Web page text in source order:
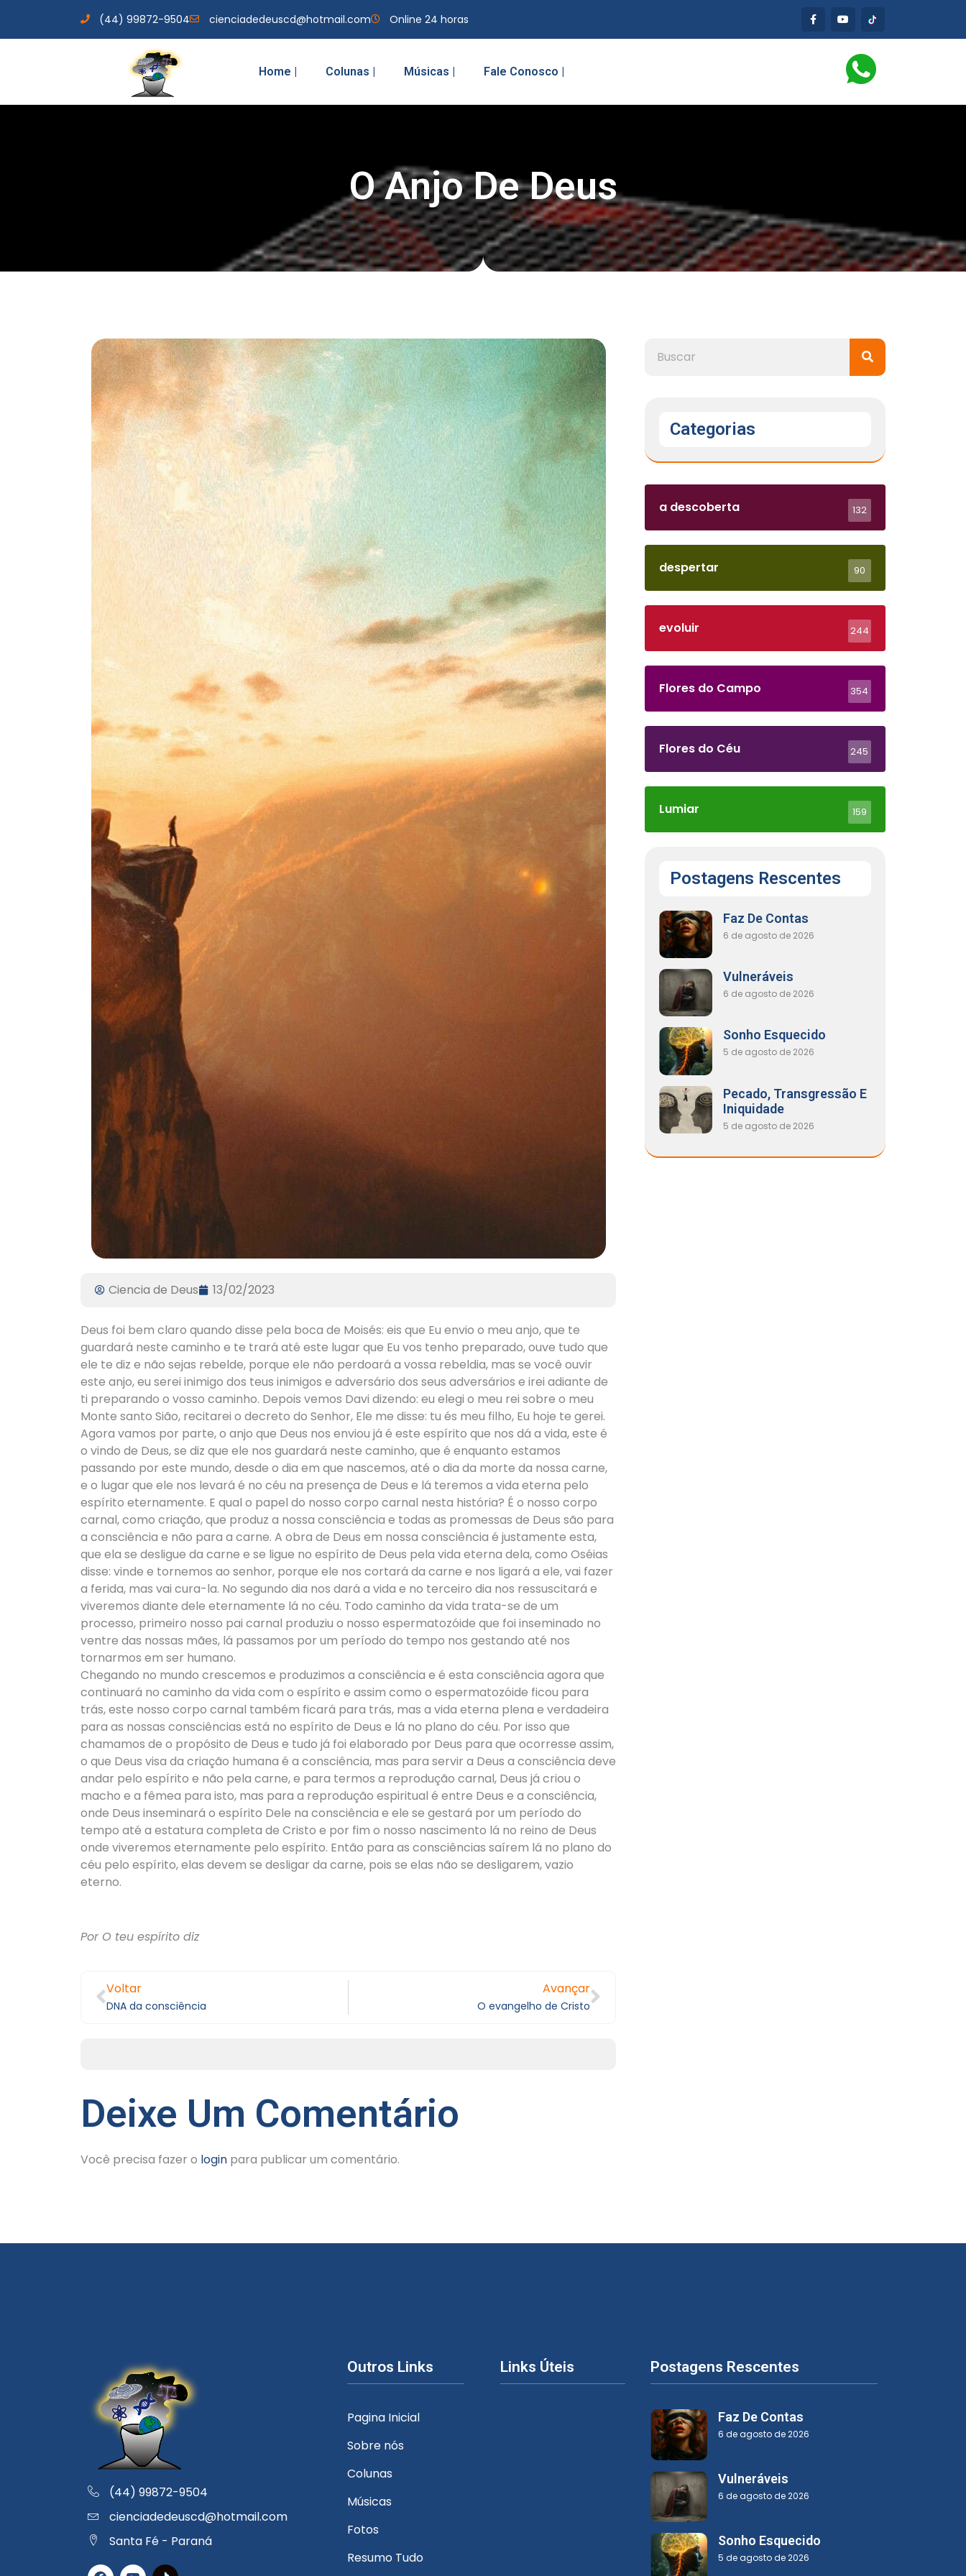
(44) 99872-9504 cienciadedeuscd@hotmail.com Online 24 horas
Home | Colunas | Músicas | Fale Conosco |
O Anjo De Deus
Ciencia de Deus 13/02/2023
Deus foi bem claro quando disse pela boca de Moisés: eis que Eu envio o meu anjo, que te
guardará neste caminho e te trará até este lugar que Eu vos tenho preparado, ouve tudo que
ele te diz e não sejas rebelde, porque ele não perdoará a vossa rebeldia, mas se você ouvir
este anjo, eu serei inimigo dos teus inimigos e adversário dos seus adversários e irei adiante de
ti preparando o vosso caminho. Depois vemos Davi dizendo: eu elegi o meu rei sobre o meu
Monte santo Sião, recitarei o decreto do Senhor, Ele me disse: tu és meu filho, Eu hoje te gerei.
Agora vamos por parte, o anjo que Deus nos enviou já é este espírito que nos dá a vida, este é
o vindo de Deus, se diz que ele nos guardará neste caminho, que é enquanto estamos
passando por este mundo, desde o dia em que nascemos, até o dia da morte da nossa carne,
e o lugar que ele nos levará é no céu na presença de Deus e lá teremos a vida eterna pelo
espírito eternamente. E qual o papel do nosso corpo carnal nesta história? É o nosso corpo
carnal, como criação, que produz a nossa consciência e todas as promessas de Deus são para
a consciência e não para a carne. A obra de Deus em nossa consciência é justamente esta,
que ela se desligue da carne e se ligue no espírito de Deus pela vida eterna dela, como Oséias
disse: vinde e tornemos ao senhor, porque ele nos cortará da carne e nos ligará a ele, vai fazer
a ferida, mas vai cura-la. No segundo dia nos dará a vida e no terceiro dia nos ressuscitará e
viveremos diante dele eternamente lá no céu. Todo caminho da vida trata-se de um
processo, primeiro nosso pai carnal produziu o nosso espermatozóide que foi inseminado no
ventre das nossas mães, lá passamos por um período do tempo nos gestando até nos
tornarmos em ser humano.
Chegando no mundo crescemos e produzimos a consciência e é esta consciência agora que
continuará no caminho da vida com o espírito e assim como o espermatozóide ficou para
trás, este nosso corpo carnal também ficará para trás, mas a vida eterna plena e verdadeira
para as nossas consciências está no espírito de Deus e lá no plano do céu. Por isso que
chamamos de o propósito de Deus e tudo já foi elaborado por Deus para que ocorresse assim,
o que Deus visa da criação humana é a consciência, mas para servir a Deus a consciência deve
andar pelo espírito e não pela carne, e para termos a reprodução carnal, Deus já criou o
macho e a fêmea para isto, mas para a reprodução espiritual é entre Deus e a consciência,
onde Deus inseminará o espírito Dele na consciência e ele se gestará por um período do
tempo até a estatura completa de Cristo e por fim o nosso nascimento lá no reino de Deus
onde viveremos eternamente pelo espírito. Então para as consciências saírem lá no plano do
céu pelo espírito, elas devem se desligar da carne, pois se elas não se desligarem, vazio
eterno.
Por O teu espírito diz
Voltar
DNA da consciência
Avançar
O evangelho de Cristo
Deixe Um Comentário
Você precisa fazer o login para publicar um comentário.
Categorias
a descoberta 132
despertar 90
evoluir 244
Flores do Campo 354
Flores do Céu 245
Lumiar 159
Postagens Rescentes
Faz De Contas
6 de agosto de 2026
Vulneráveis
6 de agosto de 2026
Sonho Esquecido
5 de agosto de 2026
Pecado, Transgressão E
Iniquidade
5 de agosto de 2026
(44) 99872-9504
cienciadedeuscd@hotmail.com
Santa Fé - Paraná
Outros Links
Pagina Inicial
Sobre nós
Colunas
Músicas
Fotos
Resumo Tudo
Links Úteis Postagens Rescentes
Faz De Contas
6 de agosto de 2026
Vulneráveis
6 de agosto de 2026
Sonho Esquecido
5 de agosto de 2026